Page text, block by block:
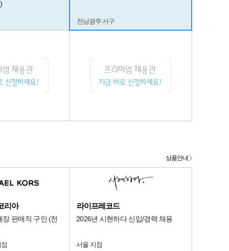
전남광주 서구
리아
판매직 구인 (전
라이프레코드
2026년 시현하다 신입/경력 채용
서울 지점
상품안내